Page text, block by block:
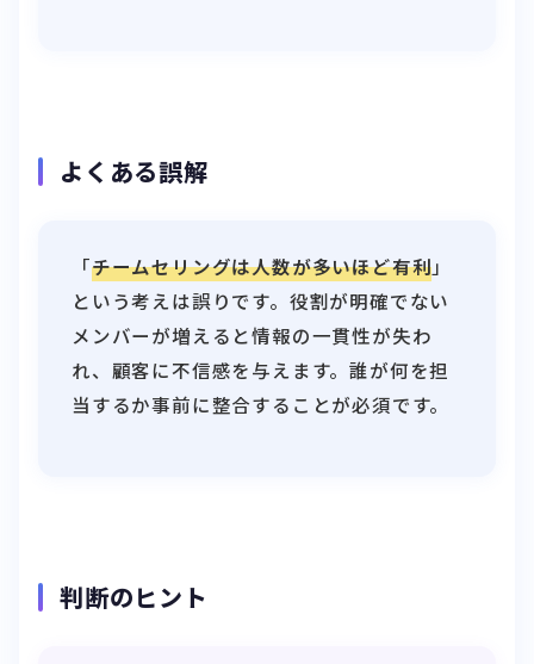
よくある誤解
「チームセリングは人数が多いほど有利」
という考えは誤りです。役割が明確でない
メンバーが増えると情報の一貫性が失わ
れ、顧客に不信感を与えます。誰が何を担
当するか事前に整合することが必須です。
判断のヒント